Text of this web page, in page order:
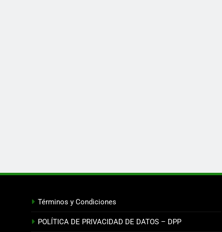
Términos y Condiciones
POLÍTICA DE PRIVACIDAD DE DATOS – DPP